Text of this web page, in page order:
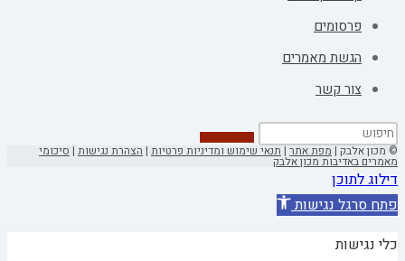
פרסומים
הגשת מאמרים
צור קשר
© מכון אלבק |מפת אתר|תנאי שימוש ומדיניות פרטיות | הצהרת נגישות | סיכומי
מאמרים באדיבות מכון אלבק
דילוג לתוכן
פתח סרגל נגישות
כלי נגישות